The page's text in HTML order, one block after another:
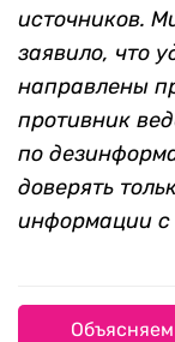
источников.
заявило, что
направлены
противник
по
доверять
информации с